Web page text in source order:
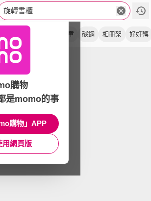
旋轉書櫃
兒童 碳鋼 相冊架 好好轉
購物
是momo的事
購物」APP
用網頁版